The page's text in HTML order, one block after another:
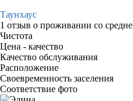
Таунхаус
1 отзыв о проживании со
Чистота
Цена - качество
Качество обслуживания
Расположение
Своевременность заселения
Соответствие фото